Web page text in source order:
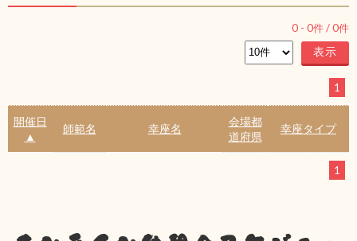
0 - 0件 /0件
1
開催日
▲
師範名 幸座名
会場都
道府県
幸座タイプ
1